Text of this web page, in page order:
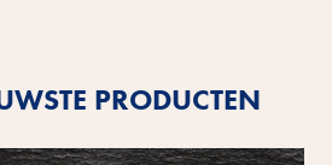
PRODUCTEN